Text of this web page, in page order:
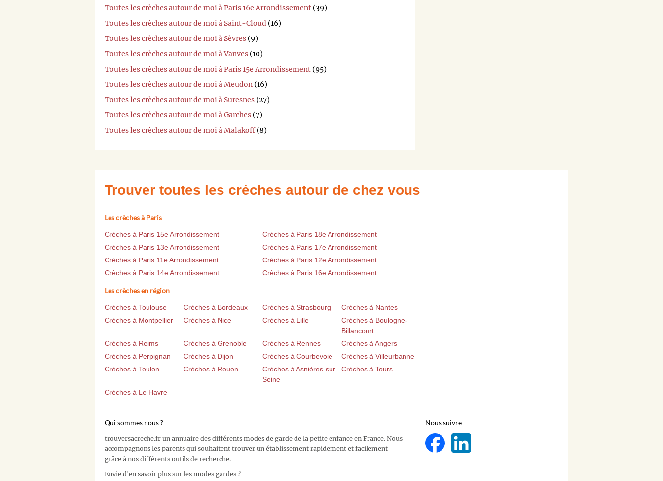
Toutes les crèches autour de moi à Paris 16e Arrondissement (39)
Toutes les crèches autour de moi à Saint-Cloud (16)
Toutes les crèches autour de moi à Sèvres (9)
Toutes les crèches autour de moi à Vanves (10)
Toutes les crèches autour de moi à Paris 15e Arrondissement (95)
Toutes les crèches autour de moi à Meudon (16)
Toutes les crèches autour de moi à Suresnes (27)
Toutes les crèches autour de moi à Garches (7)
Toutes les crèches autour de moi à Malakoff(8)
Trouver toutes les crèches autour de chez vous
Les crèches à Paris
Crèches à Paris 15e Arrondissement
Crèches à Paris 18e Arrondissement
Crèches à Paris 13e Arrondissement
Crèches à Paris 17e Arrondissement
Crèches à Paris 11e Arrondissement
Crèches à Paris 12e Arrondissement
Crèches à Paris 14e Arrondissement
Crèches à Paris 16e Arrondissement
Les crèches en région
Crèches à Toulouse Crèches à Bordeaux Crèches à Strasbourg
Crèches à Nantes
Crèches à Montpellier
Crèches à Nice Crèches à Lille
Crèches à Boulogne-
Billancourt
Crèches à Reims
Crèches à Grenoble Crèches à Rennes
Crèches à Angers
Crèches à Perpignan
Crèches à Dijon Crèches à Courbevoie
Crèches à Villeurbanne
Crèches à Toulon
Crèches à Rouen
Crèches à Asnières-sur-
Seine
Crèches à Tours
Crèches à Le Havre
Qui sommes nous ?
trouversacreche.fr un annuaire des différents modes de garde de la petite enfance en France. Nous
accompagnons les parents qui souhaitent trouver un établissement rapidement et facilement
grâce à nos différents outils de recherche.
Envie d'en savoir plus sur les modes gardes ?
Nous suivre